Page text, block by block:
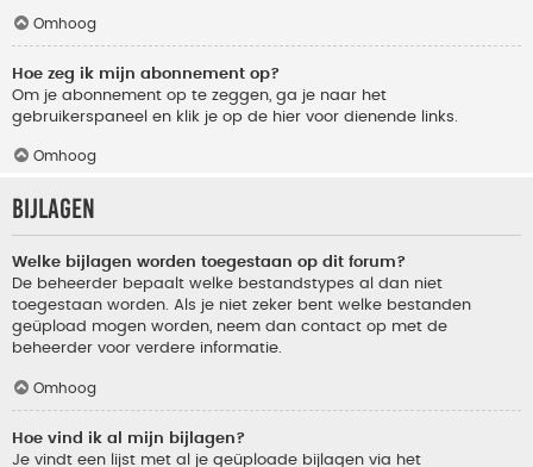
Omhoog
Hoe zeg ik mijn abonnement op?
Om je abonnement op te zeggen, ga je naar het
gebruikerspaneel en klik je op de hier voor dienende links.
Omhoog
Bijlagen
Welke bijlagen worden toegestaan op dit forum?
De beheerder bepaalt welke bestandstypes al dan niet
toegestaan worden. Als je niet zeker bent welke bestanden
geüpload mogen worden, neem dan contact op met de
beheerder voor verdere informatie.
Omhoog
Hoe vind ik al mijn bijlagen?
Je vindt een lijst met al je geüploade bijlagen via het